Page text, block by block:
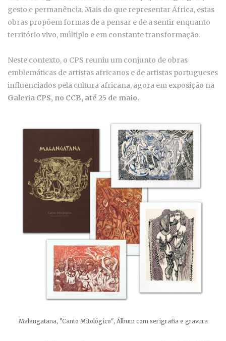
gesto e permanência. Mais do que representar África, estas
obras propõem formas de a pensar e de a sentir enquanto
território vivo, múltiplo e em constante transformação.
Neste contexto, o CPS reuniu um conjunto de obras
emblemáticas de artistas africanos e de artistas portugueses
influenciados pela cultura africana, agora em exposição na
Galeria CPS, no CCB, até 25 de maio.
Malangatana, "Canto Mitológico", Álbum com serigrafia e gravura